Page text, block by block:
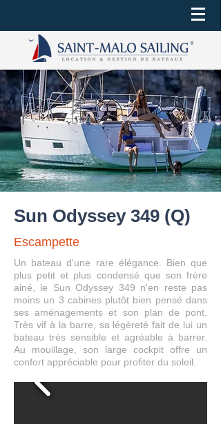
Sun Odyssey 349 (Q)
Escampette
Un bateau d'une rare élégance. Bien que
plus petit et plus condensé que son frère
ainé, le Sun Odyssey 349 n'en reste pas
moins un 3 cabines plutôt bien pensé dans
ses aménagements et son plan de pont.
Très vif à la barre, sa légèreté fait de lui un
bateau très sensible et agréable à barrer.
Au mouillage, son large cockpit offre un
confort appréciable pour profiter du soleil.